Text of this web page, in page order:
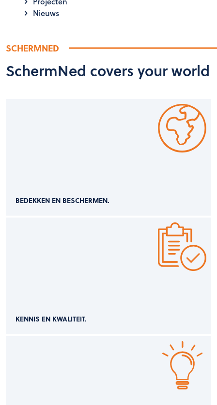
Nieuws
SCHERMNED
SchermNed covers your world
BEDEKKEN EN BESCHERMEN.
KENNIS EN KWALITEIT.